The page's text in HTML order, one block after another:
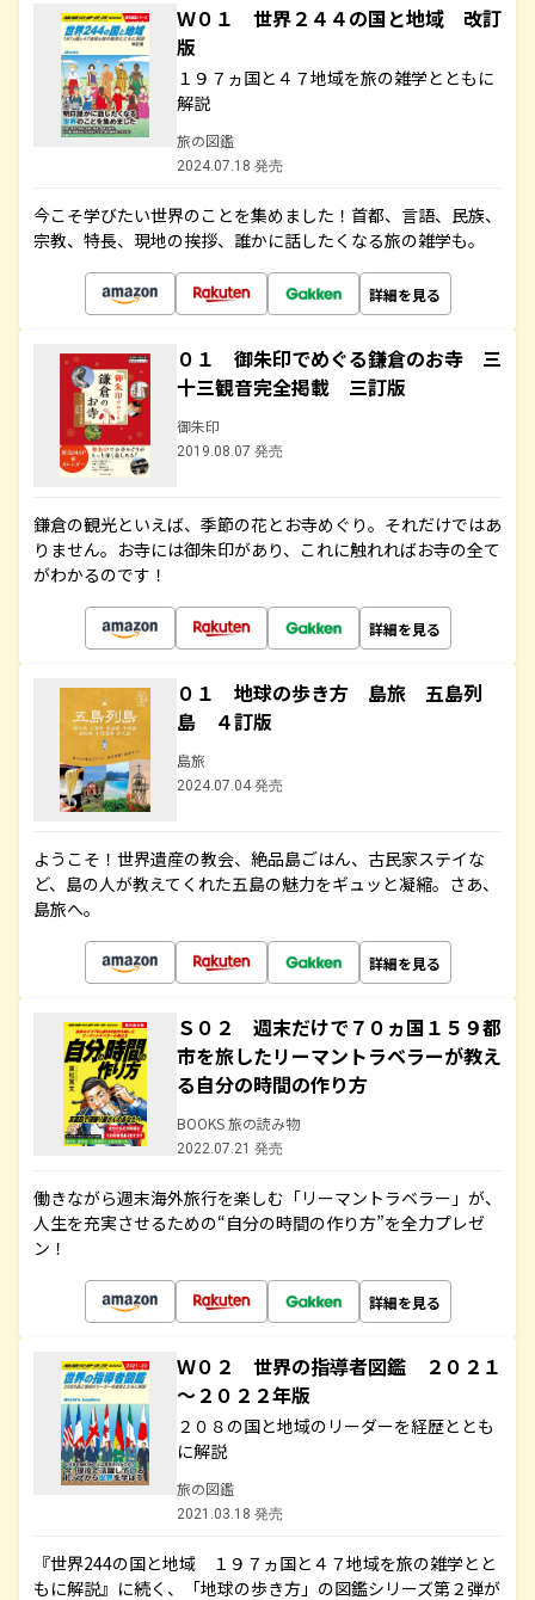
Ｗ０１ 世界２４４の国と地域 改訂
版
１９７ヵ国と４７地域を旅の雑学とともに
解説
旅の図鑑
2024.07.18 発売
今こそ学びたい世界のことを集めました！首都、言語、民族、
宗教、特長、現地の挨拶、誰かに話したくなる旅の雑学も。
詳細を見る
０１ 御朱印でめぐる鎌倉のお寺 三
十三観音完全掲載 三訂版
御朱印
2019.08.07 発売
鎌倉の観光といえば、季節の花とお寺めぐり。それだけではあ
りません。お寺には御朱印があり、これに触れればお寺の全て
がわかるのです！
詳細を見る
０１ 地球の歩き方 島旅 五島列
島 ４訂版
島旅
2024.07.04 発売
ようこそ！世界遺産の教会、絶品島ごはん、古民家ステイな
ど、島の人が教えてくれた五島の魅力をギュッと凝縮。さあ、
島旅へ。
詳細を見る
Ｓ０２ 週末だけで７０ヵ国１５９都
市を旅したリーマントラベラーが教え
る自分の時間の作り方
BOOKS 旅の読み物
2022.07.21 発売
働きながら週末海外旅行を楽しむ「リーマントラベラー」が、
人生を充実させるための“自分の時間の作り方”を全力プレゼ
ン！
詳細を見る
Ｗ０２ 世界の指導者図鑑 ２０２１
～２０２２年版
２０８の国と地域のリーダーを経歴ととも
に解説
旅の図鑑
2021.03.18 発売
『世界244の国と地域 １９７ヵ国と４７地域を旅の雑学とと
もに解説』に続く、「地球の歩き方」の図鑑シリーズ第２弾が